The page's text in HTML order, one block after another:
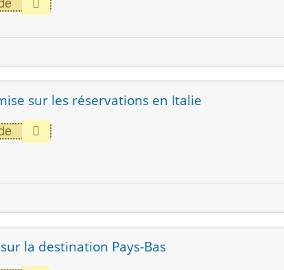
sur les réservations en Italie
la destination Pays-Bas